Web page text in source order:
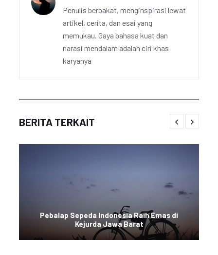
Penulis berbakat, menginspirasi lewat
artikel, cerita, dan esai yang
memukau. Gaya bahasa kuat dan
narasi mendalam adalah ciri khas
karyanya
BERITA TERKAIT
Pebalap Sepeda Indonesia Raih Emas di
Kejurda Jawa Barat